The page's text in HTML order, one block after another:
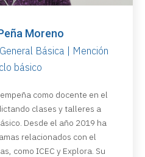
Moreno
Básica | Mención
básico
como docente en el
clases y talleres a
Desde el año 2019 ha
relacionados con el
como ICEC y Explora. Su